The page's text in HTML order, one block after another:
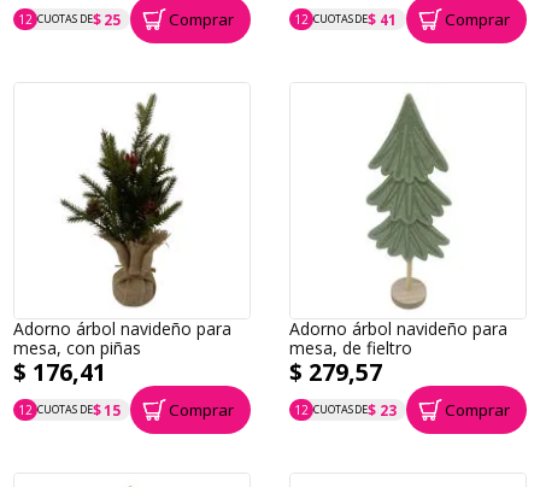
12 CUOTAS DE$ 25
P.T.F. $ 295 Comprar 12 CUOTAS DE$ 41
P.T.F. $ 493 Comprar
Adorno árbol navideño para
mesa, con piñas
$ 176,41
12 CUOTAS DE$ 15
P.T.F. $ 176 Comprar
Adorno árbol navideño para
mesa, de fieltro
$ 279,57
12 CUOTAS DE$ 23
P.T.F. $ 280 Comprar